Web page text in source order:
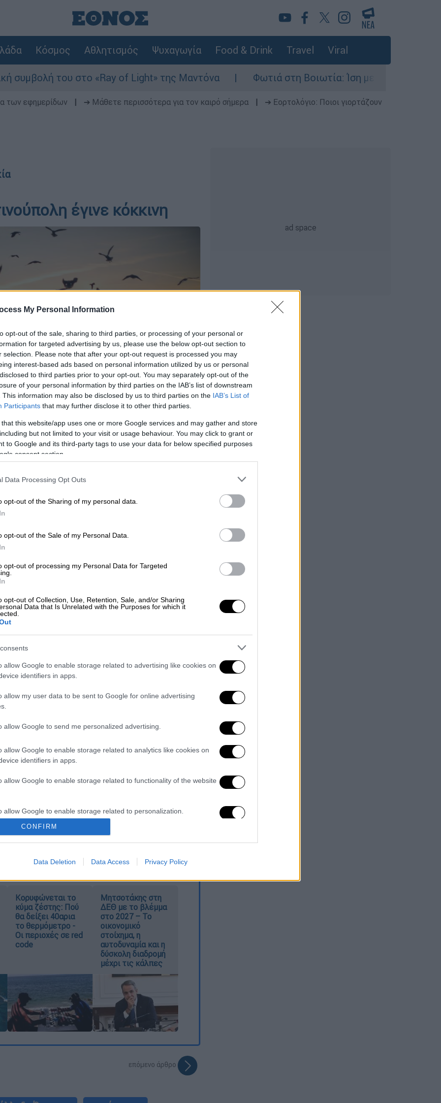
My Personal Information
opt-out of the sale, sharing to third parties, or processing of your personal or
for targeted advertising by us, please use the below opt-out section to
selection. Please note that after your opt-out request is processed you may
interest-based ads based on personal information utilized by us or personal
to third parties prior to your opt-out. You may separately opt-out of the
of your personal information by third parties on the IAB’s list of downstream
This information may also be disclosed by us to third parties on the IAB’s List of
Participants that may further disclose it to other third parties.
that this website/app uses one or more Google services and may gather and store
but not limited to your visit or usage behaviour. You may click to grant or
to Google and its third-party tags to use your data for below specified purposes
consent section.
Data Processing Opt Outs
opt-out of the Sharing of my personal data.
opt-out of the Sale of my Personal Data.
opt-out of processing my Personal Data for Targeted
opt-out of Collection, Use, Retention, Sale, and/or Sharing
Data that Is Unrelated with the Purposes for which it
allow Google to enable storage related to advertising like cookies on
identifiers in apps.
allow my user data to be sent to Google for online advertising
allow Google to send me personalized advertising.
allow Google to enable storage related to analytics like cookies on
identifiers in apps.
allow Google to enable storage related to functionality of the website
allow Google to enable storage related to personalization.
allow Google to enable storage related to security, including
functionality and fraud prevention, and other user protection.
CONFIRM
Data Deletion Data Access Privacy Policy
Κόσμος Αθλητισμός Ψυχαγωγία Food & Drink Travel Viral
του στο «Ray of Light» της Μαντόνα Φωτιά στη Βοιωτία: Ίση με έξι ατομικές
των εφημερίδων ➔ Μάθετε περισσότερα για τον καιρό σήμερα
➔ Εορτολόγιο: Ποιοι γιορτάζουν
έγινε κόκκινη
κρουσμάτων
γίνει ξανά κατά-κόκκινος.
έχει ξεπεράσει τις 68.000
πρωτοστατεί.
Κοτζά, «το 52% όλων των
Μπορούμε να πούμε ότι η
εκραγεί».
τρολάρει τις τεράστιες
σε κολυμβητή που έπεσε για τον
Μητροπολίτη
ιδιωτών γιατρών – Ποιες
το ΦΕΚ
Κορυφώνεται το
κύμα ζέστης: Πού
θα δείξει 40αρια
το θερμόμετρο -
Οι περιοχές σε red
code
Μητσοτάκης στη
ΔΕΘ με το βλέμμα
στο 2027 – Το
οικονομικό
στοίχημα, η
αυτοδυναμία και η
δύσκολη διαδρομή
μέχρι τις κάλπες
επόμενο άρθρο